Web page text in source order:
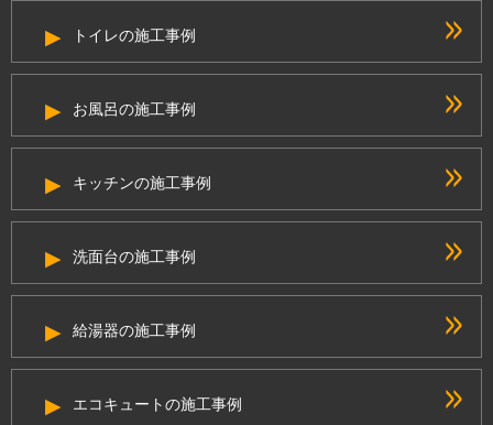
トイレの施工事例
お風呂の施工事例
キッチンの施工事例
洗面台の施工事例
給湯器の施工事例
エコキュートの施工事例